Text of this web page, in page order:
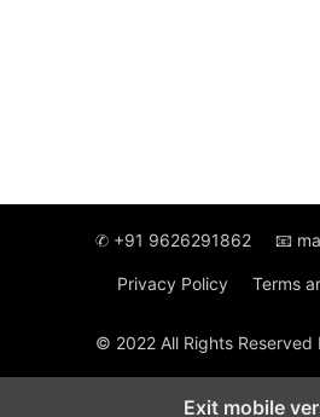
✆ +91 9626291862 📧
Privacy Policy Terms
© 2022 All Rights Reserved
Exit mobile